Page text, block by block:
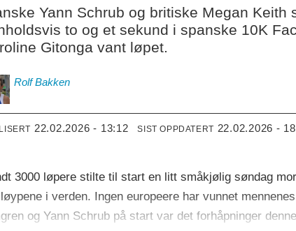
Yann Schrub og britiske Megan
to og et sekund i spanske 10K
Gitonga vant løpet.
Rolf Bakken
22.02.2026 - 13:12 SIST OPPDATERT 22.02.2026 -
3000 løpere stilte til start en litt småkjølig søndag
i verden. Ingen europeere har vunnet
og Yann Schrub på start var det forhåpninger